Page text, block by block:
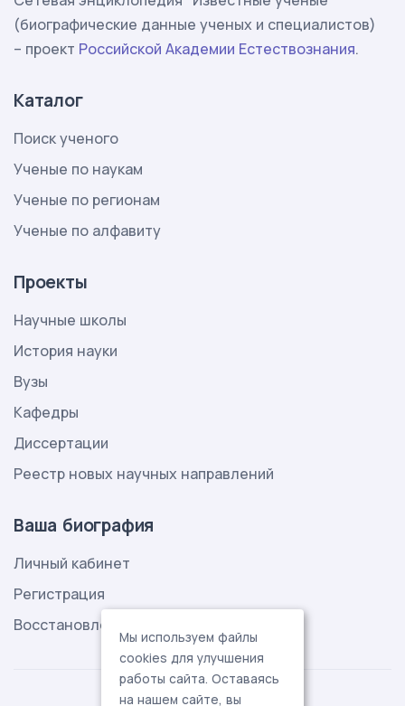
(биографические данные ученых и специалистов)
– проект Российской Академии Естествознания.
Каталог
Поиск ученого
Ученые по наукам
Ученые по регионам
Ученые по алфавиту
Проекты
Научные школы
История науки
Вузы
Кафедры
Диссертации
Реестр новых научных направлений
Ваша биография
Личный кабинет
Регистрация
Восстановление пароля
Мы используем файлы
cookies для улучшения
работы сайта. Оставаясь
на нашем сайте, вы